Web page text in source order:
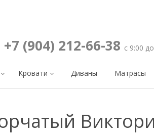
+7 (904) 212-66-38 с 9:00
Кровати Диваны Матрасы